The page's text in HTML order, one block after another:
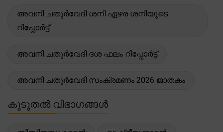
അവനി ചതുർവേദി ശനി ഏഴര ശനിയുടെ
റിപ്പോർട്ട്
അവനി ചതുർവേദി ദശ ഫലം റിപ്പോർട്ട്
അവനി ചതുർവേദി സംക്രമണം 2026 ജാതകം
കൂടുതൽ വിഭാഗങ്ങൾ